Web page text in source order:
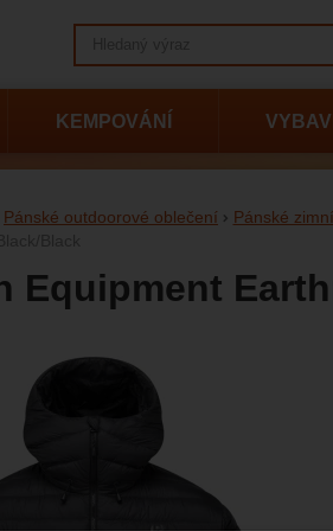
Pánské outdoorové oblečení Pánské
Equipment
KEMPOVÁNÍ